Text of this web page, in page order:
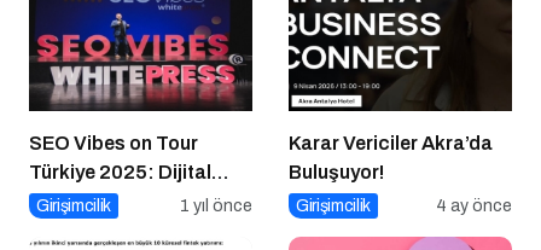
SEO Vibes on Tour
Türkiye 2025: Dijital
Dünyanın Nabzını Tutan
Girişimcilik 1 yıl önce
Karar Vericiler Akra’da
Buluşuyor!
Girişimcilik 4 ay önce